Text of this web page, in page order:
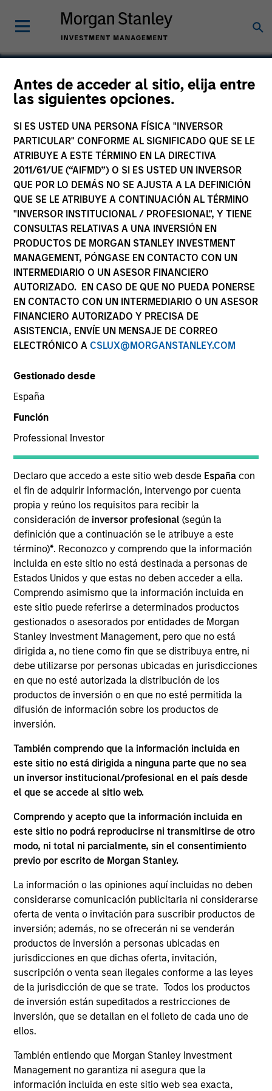
Antes de acceder al sitio, elija entre
las siguientes opciones.
SI ES USTED UNA PERSONA FÍSICA "INVERSOR
PARTICULAR" CONFORME AL SIGNIFICADO QUE SE LE
ATRIBUYE A ESTE TÉRMINO EN LA DIRECTIVA
2011/61/UE (“AIFMD”) O SI ES USTED UN INVERSOR
QUE POR LO DEMÁS NO SE AJUSTA A LA DEFINICIÓN
QUE SE LE ATRIBUYE A CONTINUACIÓN AL TÉRMINO
"INVERSOR INSTITUCIONAL / PROFESIONAL", Y TIENE
CONSULTAS RELATIVAS A UNA INVERSIÓN EN
PRODUCTOS DE MORGAN STANLEY INVESTMENT
MANAGEMENT, PÓNGASE EN CONTACTO CON UN
INTERMEDIARIO O UN ASESOR FINANCIERO
AUTORIZADO. EN CASO DE QUE NO PUEDA PONERSE
EN CONTACTO CON UN INTERMEDIARIO O UN ASESOR
FINANCIERO AUTORIZADO Y PRECISA DE
ASISTENCIA, ENVÍE UN MENSAJE DE CORREO
ELECTRÓNICO A CSLUX@MORGANSTANLEY.COM
Gestionado desde
España
Función
Professional Investor
Declaro que accedo a este sitio web desde España con
el fin de adquirir información, intervengo por cuenta
propia y reúno los requisitos para recibir la
consideración de inversor profesional(según la
definición que a continuación se le atribuye a este
término)*. Reconozco y comprendo que la información
incluida en este sitio no está destinada a personas de
Estados Unidos y que estas no deben acceder a ella.
Comprendo asimismo que la información incluida en
este sitio puede referirse a determinados productos
gestionados o asesorados por entidades de Morgan
Stanley Investment Management, pero que no está
dirigida a, no tiene como fin que se distribuya entre, ni
debe utilizarse por personas ubicadas en jurisdicciones
en que no esté autorizada la distribución de los
productos de inversión o en que no esté permitida la
difusión de información sobre los productos de
inversión.
También comprendo que la información incluida en
este sitio no está dirigida a ninguna parte que no sea
un inversor institucional/profesional en el país desde
el que se accede al sitio web.
Comprendo y acepto que la información incluida en
este sitio no podrá reproducirse ni transmitirse de otro
modo, ni total ni parcialmente, sin el consentimiento
previo por escrito de Morgan Stanley.
La información o las opiniones aquí incluidas no deben
considerarse comunicación publicitaria ni considerarse
oferta de venta o invitación para suscribir productos de
inversión; además, no se ofrecerán ni se venderán
productos de inversión a personas ubicadas en
jurisdicciones en que dichas oferta, invitación,
suscripción o venta sean ilegales conforme a las leyes
de la jurisdicción de que se trate. Todos los productos
de inversión están supeditados a restricciones de
inversión, que se detallan en el folleto de cada uno de
ellos.
También entiendo que Morgan Stanley Investment
Management no garantiza ni asegura que la
información incluida en este sitio web sea exacta,
DSG (Cayman) Limited
Consumer
COUNTRY
Thailand
Oct 2016
Transaction Type
Joint Control
DSG (Cayman) Limited is one of the top independent
producers of branded baby and adult diaper
products in South East Asia, with leading market
share in Thailand, Malaysia and Indonesia.
View Site
Investment Team
Morgan Stanley Private Equity Asia
As of July 25, 2025. The above is provided for informational
and educational purposes only. There is no guarantee that
(for realized holdings), or will perform well in the future (for
current holdings). The trademarks and service marks above
are the property of their respective owners. The information
on this website has not been authorized, sponsored, or
otherwise approved by such owners. By clicking on any
links shown here, you agree that you are navigating to a
third party site. We are providing these hyperlinks to you
only as a convenience and the inclusion of any hyperlink is
not and does not imply any endorsement, approval,
investigation, verification or monitoring by us of any
information contained in any hyperlinked site. In no event
shall we be responsible for the information contained on
the site or your use of such site.